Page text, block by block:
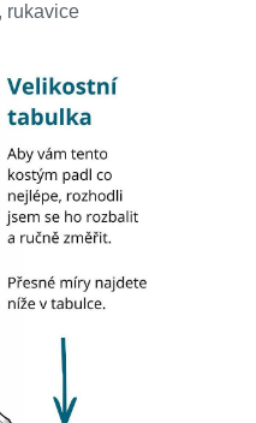
kostlivec
rukavice